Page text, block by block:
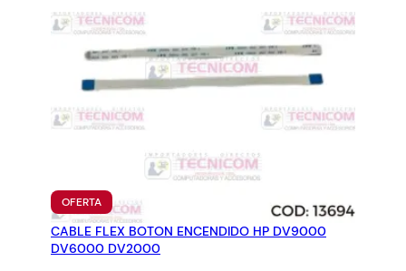
OFERTAPRODUCTO
EN
OFERTA
CABLE FLEX BOTON ENCENDIDO HP DV9000
DV6000 DV2000